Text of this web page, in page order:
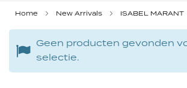
Home New Arrivals ISABEL MARANT
Geen producten gevonden
selectie.